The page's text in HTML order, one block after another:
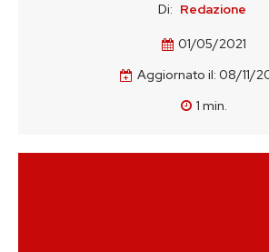
Di: Redazione
01/05/2021
Aggiornato il: 08/11/
1 min.